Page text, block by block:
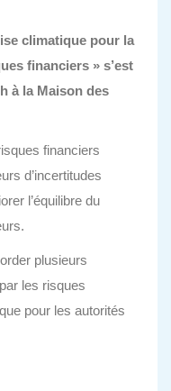
climatique pour la
financiers » s’est
à la Maison des
financiers
d’incertitudes
l’équilibre du
plusieurs
les risques
pour les autorités